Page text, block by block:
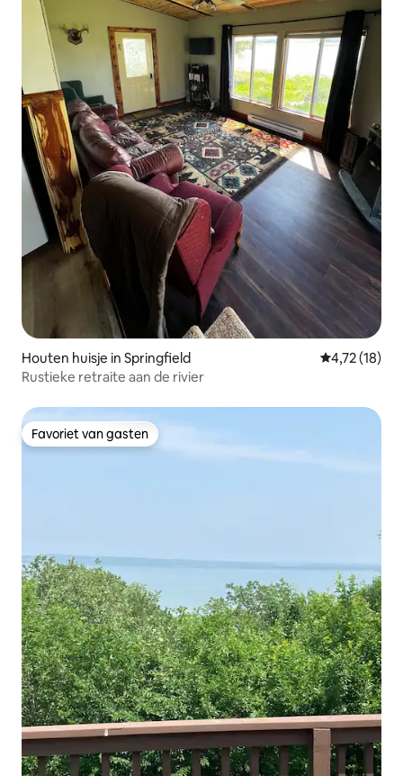
Houten huisje in Springfield Gemiddelde
4,72 (18)
Rustieke retraite aan de rivier
Favoriet van gasten
Favoriet van gasten